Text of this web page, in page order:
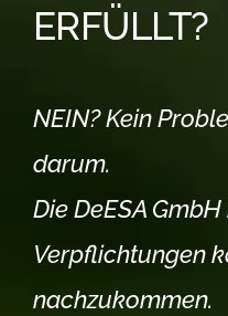
ERFÜLLT?
NEIN? Kein
darum.
Die DeESA
Verpflichtungen
nachzukommen.